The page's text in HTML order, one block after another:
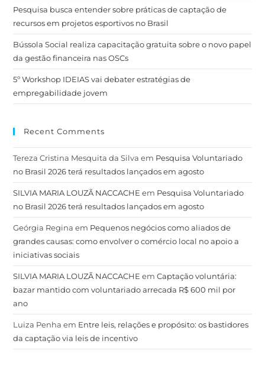
Pesquisa busca entender sobre práticas de captação de
recursos em projetos esportivos no Brasil
Bússola Social realiza capacitação gratuita sobre o novo papel
da gestão financeira nas OSCs
5º Workshop IDEIAS vai debater estratégias de
empregabilidade jovem
Recent Comments
Tereza Cristina Mesquita da Silva em Pesquisa Voluntariado
no Brasil 2026 terá resultados lançados em agosto
SILVIA MARIA LOUZÃ NACCACHE em Pesquisa Voluntariado
no Brasil 2026 terá resultados lançados em agosto
Geórgia Regina em Pequenos negócios como aliados de
grandes causas: como envolver o comércio local no apoio a
iniciativas sociais
SILVIA MARIA LOUZÃ NACCACHE emCaptação voluntária:
bazar mantido com voluntariado arrecada R$ 600 mil por
ano
Luiza Penha em Entre leis, relações e propósito: os bastidores
da captação via leis de incentivo